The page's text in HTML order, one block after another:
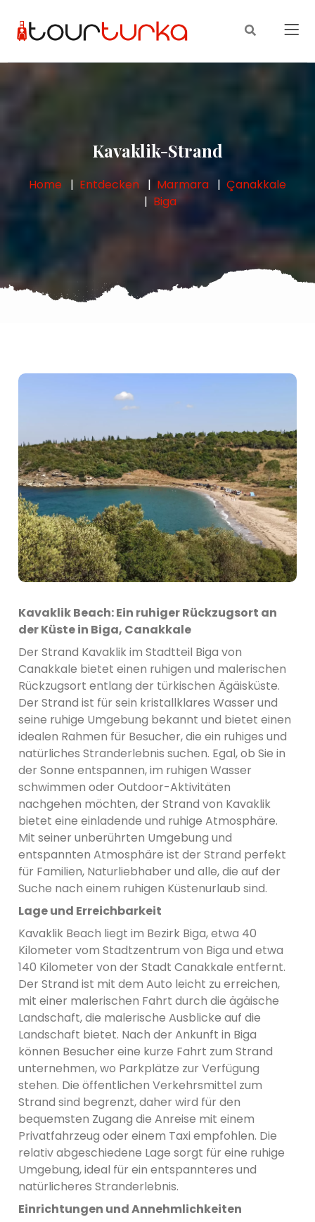
Kavaklik-Strand
Home Entdecken Marmara
Çanakkale
Biga
Kavaklik Beach: Ein ruhiger Rückzugsort an
der Küste in Biga, Canakkale
Der Strand Kavaklik im Stadtteil Biga von
Canakkale bietet einen ruhigen und malerischen
Rückzugsort entlang der türkischen Ägäisküste.
Der Strand ist für sein kristallklares Wasser und
seine ruhige Umgebung bekannt und bietet einen
idealen Rahmen für Besucher, die ein ruhiges und
natürliches Stranderlebnis suchen. Egal, ob Sie in
der Sonne entspannen, im ruhigen Wasser
schwimmen oder Outdoor-Aktivitäten
nachgehen möchten, der Strand von Kavaklik
bietet eine einladende und ruhige Atmosphäre.
Mit seiner unberührten Umgebung und
entspannten Atmosphäre ist der Strand perfekt
für Familien, Naturliebhaber und alle, die auf der
Suche nach einem ruhigen Küstenurlaub sind.
Lage und Erreichbarkeit
Kavaklik Beach liegt im Bezirk Biga, etwa 40
Kilometer vom Stadtzentrum von Biga und etwa
140 Kilometer von der Stadt Canakkale entfernt.
Der Strand ist mit dem Auto leicht zu erreichen,
mit einer malerischen Fahrt durch die ägäische
Landschaft, die malerische Ausblicke auf die
Landschaft bietet. Nach der Ankunft in Biga
können Besucher eine kurze Fahrt zum Strand
unternehmen, wo Parkplätze zur Verfügung
stehen. Die öffentlichen Verkehrsmittel zum
Strand sind begrenzt, daher wird für den
bequemsten Zugang die Anreise mit einem
Privatfahrzeug oder einem Taxi empfohlen. Die
relativ abgeschiedene Lage sorgt für eine ruhige
Umgebung, ideal für ein entspannteres und
natürlicheres Stranderlebnis.
Einrichtungen und Annehmlichkeiten